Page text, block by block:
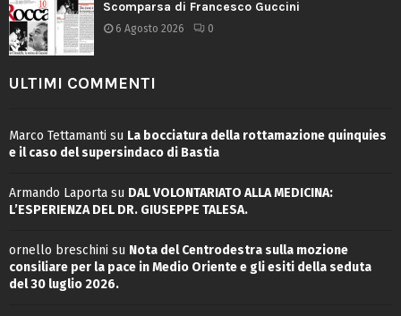
Scomparsa di Francesco Guccini
6 Agosto 2026 0
ULTIMI COMMENTI
Marco Tettamanti su La bocciatura della rottamazione quinquies
e il caso del supersindaco di Bastia
Armando Laporta su DAL VOLONTARIATO ALLA MEDICINA:
L’ESPERIENZA DEL DR. GIUSEPPE TALESA.
ornello breschini su Nota del Centrodestra sulla mozione
consiliare per la pace in Medio Oriente e gli esiti della seduta
del 30 luglio 2026.